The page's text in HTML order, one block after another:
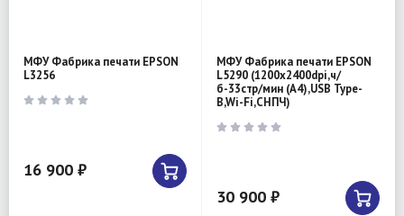
МФУ Фабрика печати EPSON
L3256
16 900 ₽
МФУ Фабрика печати EPSON
L5290 (1200x2400dpi,ч/
б-33стр/мин (А4),USB Type-
B,Wi-Fi,СНПЧ)
30 900 ₽